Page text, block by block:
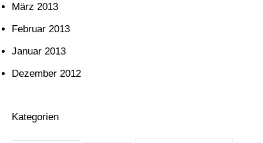
März 2013
Februar 2013
Januar 2013
Dezember 2012
Kategorien